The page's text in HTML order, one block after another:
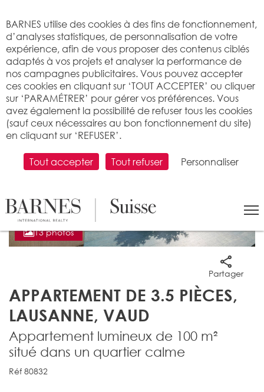
13 photos
APPARTEMENT DE 3.5 PIÈCES,
LAUSANNE, VAUD
Partager
Appartement lumineux de 100 m²
situé dans un quartier calme
Réf 80832
BARNES utilise des cookies à des fins de fonctionnement,
d’analyses statistiques, de personnalisation de votre
expérience, afin de vous proposer des contenus ciblés
adaptés à vos projets et analyser la performance de
nos campagnes publicitaires. Vous pouvez accepter
ces cookies en cliquant sur ‘TOUT ACCEPTER’ ou cliquer
sur ‘PARAMÉTRER’ pour gérer vos préférences. Vous
avez également la possibilité de refuser tous les cookies
(sauf ceux nécessaires au bon fonctionnement du site)
en cliquant sur ‘REFUSER’.
Tout accepter Tout refuser Personnaliser